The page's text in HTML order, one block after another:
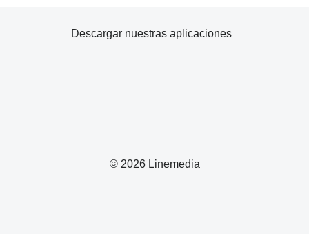
© 2026 Linemedia
Descargar nuestras aplicaciones